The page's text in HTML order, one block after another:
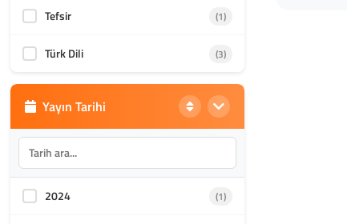
Akademik Kültür (1588)
Tefsir (1)
Türk Dili (3)
Yayın Tarihi
2024 (1)